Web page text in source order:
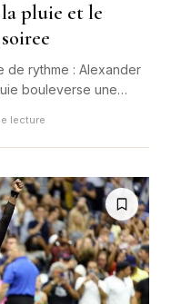
pluie et le
de rythme : Alexander
bouleverse une
lecture